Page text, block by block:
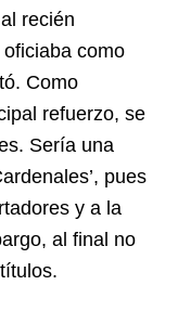
recién
como
Como
refuerzo, se
Sería una
pues
y a la
al final no